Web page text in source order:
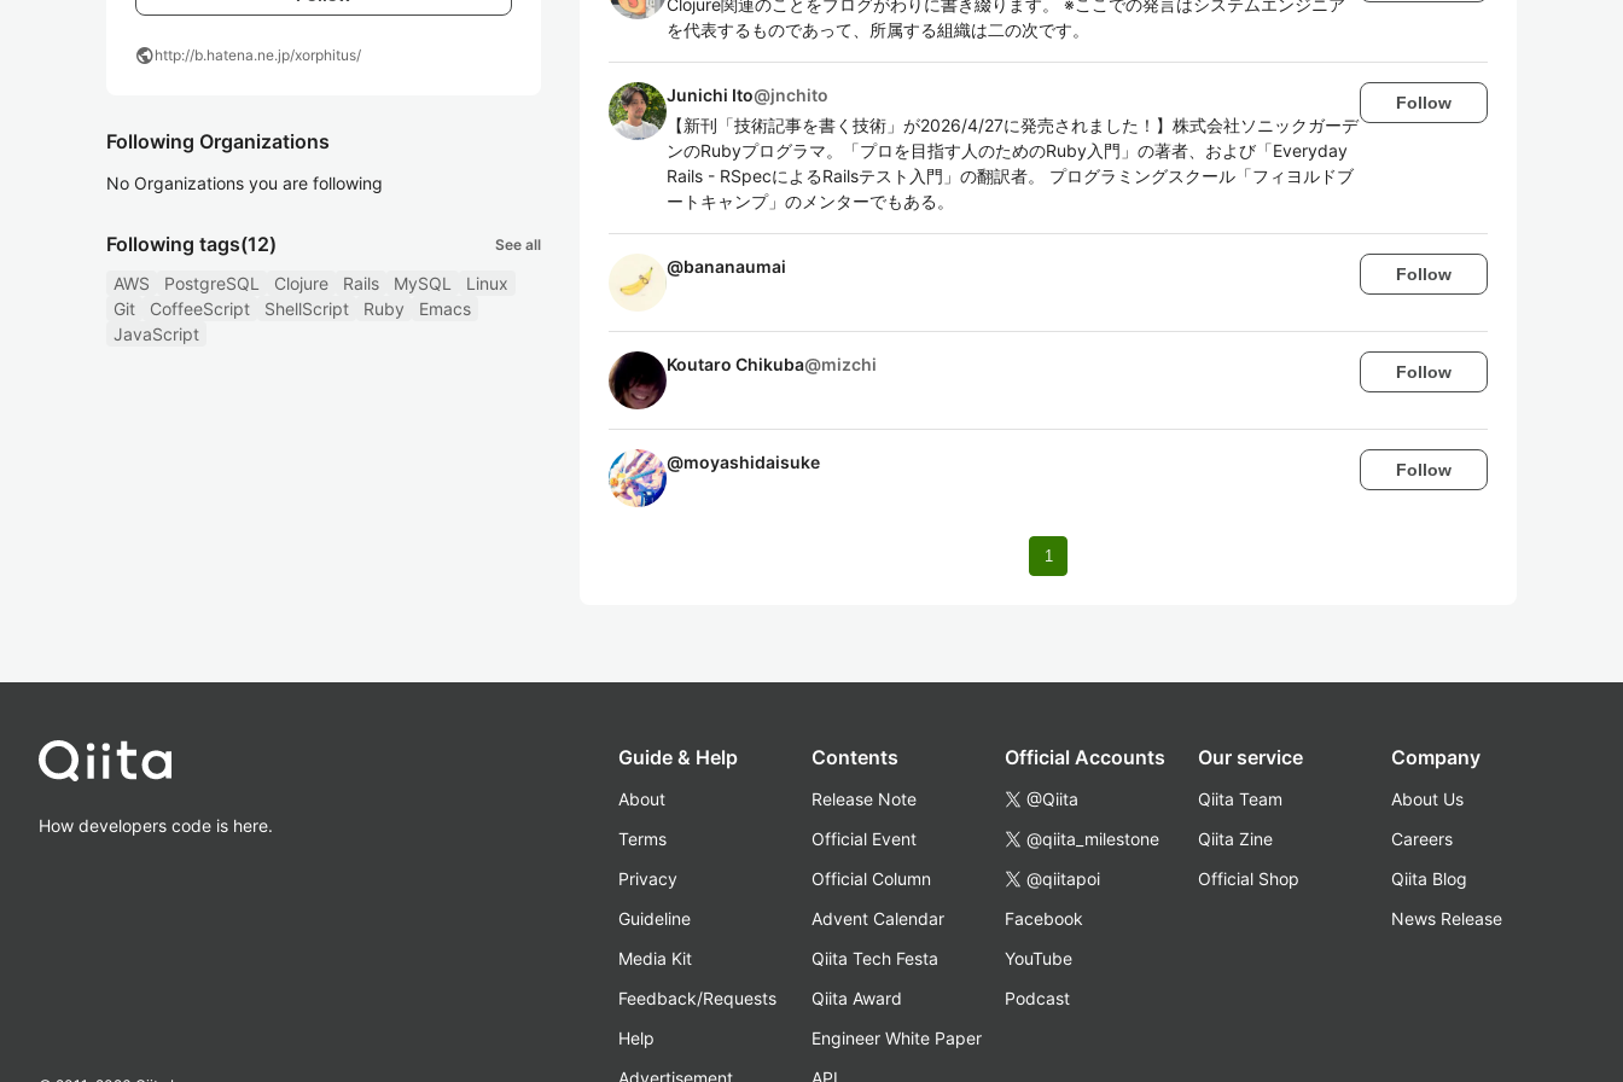
publichttp://b.hatena.ne.jp/xorphitus/
Following Organizations
No Organizations you are following
Following tags(12) See all
AWS PostgreSQL Clojure Rails MySQL
Linux
Git
CoffeeScript ShellScript Ruby
Emacs
JavaScript
Clojure関連のことをブログがわりに書き綴ります。 ※ここでの発言はシステムエンジニア
を代表するものであって、所属する組織は二の次です。
Junichi Ito@jnchito
【新刊「技術記事を書く技術」が2026/4/27に発売されました！】株式会社ソニックガーデ
ンのRubyプログラマ。「プロを目指す人のためのRuby入門」の著者、および「Everyday
Rails - RSpecによるRailsテスト入門」の翻訳者。 プログラミングスクール「フィヨルドブ
ートキャンプ」のメンターでもある。
Follow
@bananaumai Follow
Koutaro Chikuba@mizchi Follow
@moyashidaisuke Follow
1
How developers code is here.
Guide & Help
About
Terms
Privacy
Guideline
Media Kit
Feedback/Requests
Help
Advertisement
Contents
Release Note
Official Event
Official Column
Advent Calendar
Qiita Tech Festa
Qiita Award
Engineer White Paper
API
Official Accounts
@Qiita
@qiita_milestone
@qiitapoi
Facebook
YouTube
Podcast
Our service
Qiita Team
Qiita Zine
Official Shop
Company
About Us
Careers
Qiita Blog
News Release